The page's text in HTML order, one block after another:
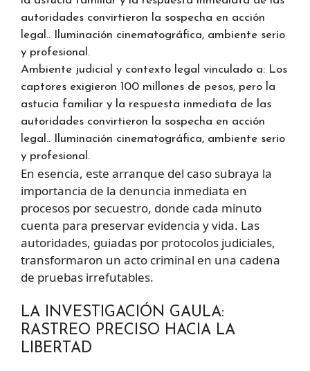
Ambiente judicial y contexto legal vinculado a: Los
captores exigieron 100 millones de pesos, pero la
astucia familiar y la respuesta inmediata de las
autoridades convirtieron la sospecha en acción
legal.. Iluminación cinematográfica, ambiente serio
y profesional.
En esencia, este arranque del caso subraya la
importancia de la denuncia inmediata en
procesos por secuestro, donde cada minuto
cuenta para preservar evidencia y vida. Las
autoridades, guiadas por protocolos judiciales,
transformaron un acto criminal en una cadena
de pruebas irrefutables.
LA INVESTIGACIÓN GAULA:
RASTREO PRECISO HACIA LA
LIBERTAD